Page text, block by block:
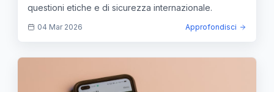
questioni etiche e di sicurezza internazionale.
04 Mar 2026 Approfondisci